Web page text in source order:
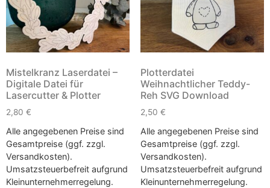
Mistelkranz Laserdatei –
Digitale Datei für
Lasercutter & Plotter
2,80 €
Alle angegebenen Preise sind
Gesamtpreise (ggf. zzgl.
Versandkosten).
Umsatzsteuerbefreit aufgrund
Kleinunternehmerregelung.
Plotterdatei
Weihnachtlicher Teddy-
Reh SVG Download
2,50 €
Alle angegebenen Preise sind
Gesamtpreise (ggf. zzgl.
Versandkosten).
Umsatzsteuerbefreit aufgrund
Kleinunternehmerregelung.